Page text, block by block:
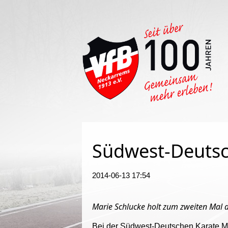
Südwest-
2014-06-13 17:54
Marie Schluckeholt zum zweiten Mal
Bei der Südwest-Deutschen Karate